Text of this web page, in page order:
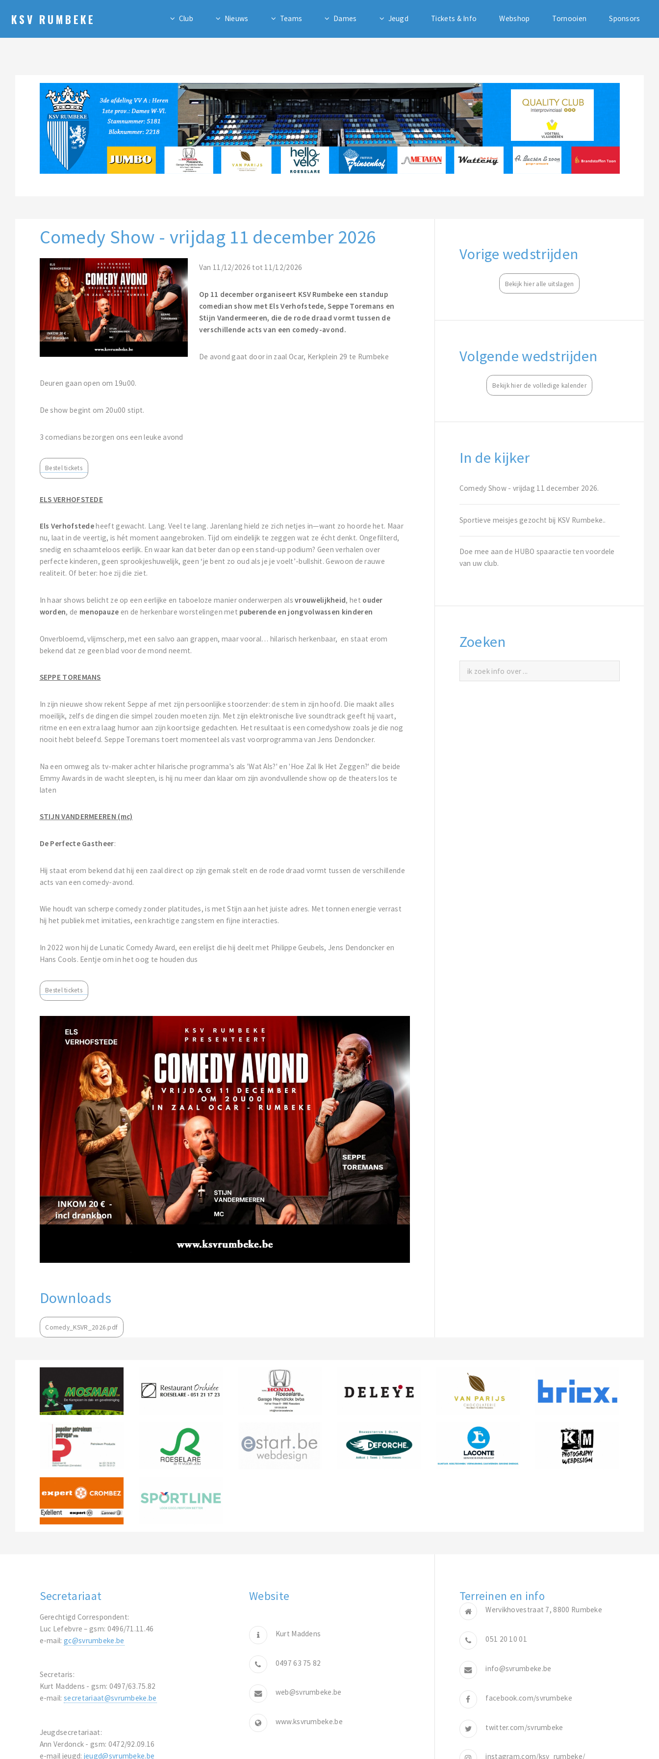
KSV RUMBEKE Club Nieuws Teams Dames Jeugd Tickets & Info Webshop Tornooien Sponsors
Comedy Show - vrijdag 11 december 2026
Van 11/12/2026 tot 11/12/2026
Op 11 december organiseert KSV Rumbeke een standup
comedian show met Els Verhofstede, Seppe Toremans en
Stijn Vandermeeren, die de rode draad vormt tussen de
verschillende acts van een comedy-avond.
De avond gaat door in zaal Ocar, Kerkplein 29 te Rumbeke
Deuren gaan open om 19u00.
De show begint om 20u00 stipt.
3 comedians bezorgen ons een leuke avond
ELS VERHOFSTEDE
Els Verhofstedeheeft gewacht. Lang. Veel te lang. Jarenlang hield ze zich netjes in—want zo hoorde het. Maar
nu, laat in de veertig, is hét moment aangebroken. Tijd om eindelijk te zeggen wat ze écht denkt. Ongefilterd,
snedig en schaamteloos eerlijk. En waar kan dat beter dan op een stand-up podium? Geen verhalen over
perfecte kinderen, geen sprookjeshuwelijk, geen ‘je bent zo oud als je je voelt’-bullshit. Gewoon de rauwe
realiteit. Of beter: hoe zij die ziet.
In haar shows belicht ze op een eerlijke en taboeloze manier onderwerpen alsvrouwelijkheid, het ouder
worden, de menopauze en de herkenbare worstelingen met puberende en jongvolwassen kinderen
Onverbloemd, vlijmscherp, met een salvo aan grappen, maar vooral… hilarisch herkenbaar, en staat erom
bekend dat ze geen blad voor de mond neemt.
SEPPE TOREMANS
In zijn nieuwe show rekent Seppe af met zijn persoonlijke stoorzender: de stem in zijn hoofd. Die maakt alles
moeilijk, zelfs de dingen die simpel zouden moeten zijn. Met zijn elektronische live soundtrack geeft hij vaart,
ritme en een extra laag humor aan zijn koortsige gedachten. Het resultaat is een comedyshow zoals je die nog
nooit hebt beleefd. Seppe Toremans toert momenteel als vast voorprogramma van Jens Dendoncker.
Na een omweg als tv-maker achter hilarische programma's als 'Wat Als?' en 'Hoe Zal Ik Het Zeggen?' die beide
Emmy Awards in de wacht sleepten, is hij nu meer dan klaar om zijn avondvullende show op de theaters los te
laten
STIJN VANDERMEEREN (mc)
De Perfecte Gastheer:
Hij staat erom bekend dat hij een zaal direct op zijn gemak stelt en de rode draad vormt tussen de verschillende
acts van een comedy-avond.
Wie houdt van scherpe comedy zonder platitudes, is met Stijn aan het juiste adres. Met tonnen energie verrast
hij het publiek met imitaties, een krachtige zangstem en fijne interacties.
In 2022 won hij de Lunatic Comedy Award, een erelijst die hij deelt met Philippe Geubels, Jens Dendoncker en
Hans Cools. Eentje om in het oog te houden dus
Downloads
Comedy_KSVR_2026.pdf
Vorige wedstrijden
Bekijk hier alle uitslagen
Volgende wedstrijden
Bekijk hier de volledige kalender
In de kijker
Comedy Show - vrijdag 11 december 2026.
Sportieve meisjes gezocht bij KSV Rumbeke..
Doe mee aan de HUBO spaaractie ten voordele
van uw club.
Zoeken
Secretariaat
Gerechtigd Correspondent:
Luc Lefebvre – gsm: 0496/71.11.46
e-mail: gc@svrumbeke.be
Secretaris:
Kurt Maddens - gsm: 0497/63.75.82
e-mail: secretariaat@svrumbeke.be
Jeugdsecretariaat:
Ann Verdonck - gsm: 0472/92.09.16
e-mail jeugd: jeugd@svrumbeke.be
Website
Kurt Maddens
0497 63 75 82
web@svrumbeke.be
www.ksvrumbeke.be
Terreinen en info
Wervikhovestraat 7, 8800 Rumbeke
051 20 10 01
info@svrumbeke.be
facebook.com/svrumbeke
twitter.com/svrumbeke
instagram.com/ksv_rumbeke/